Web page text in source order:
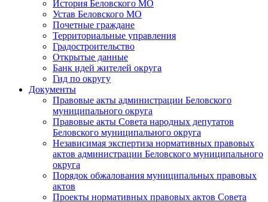
История Беловского МО
Устав Беловского МО
Почетные граждане
Территориальные управления
Градостроительство
Открытые данные
Банк идей жителей округа
Гид по округу
Документы
Правовые акты администрации Беловского
муниципального округа
Правовые акты Совета народных депутатов
Беловского муниципального округа
Независимая экспертиза нормативных правовых
актов администрации Беловского муниципального
округа
Порядок обжалования муниципальных правовых
актов
Проекты нормативных правовых актов Совета